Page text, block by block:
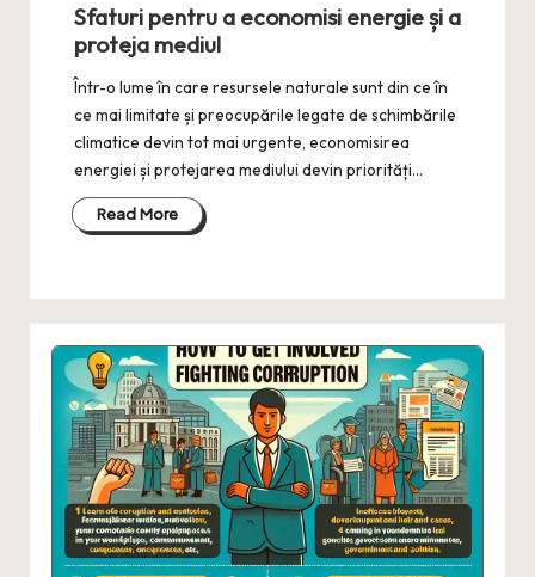
Sfaturi pentru a economisi energie și a
proteja mediul
Într-o lume în care resursele naturale sunt din ce în
ce mai limitate și preocupările legate de schimbările
climatice devin tot mai urgente, economisirea
energiei și protejarea mediului devin priorități…
Read More